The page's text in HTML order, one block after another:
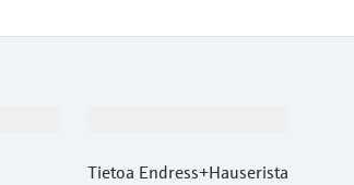
Tietoa Endress+Hauserista